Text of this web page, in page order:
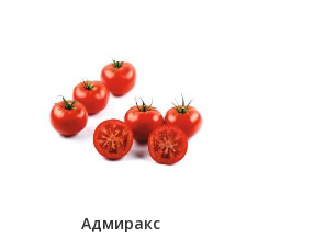
Адмиракс